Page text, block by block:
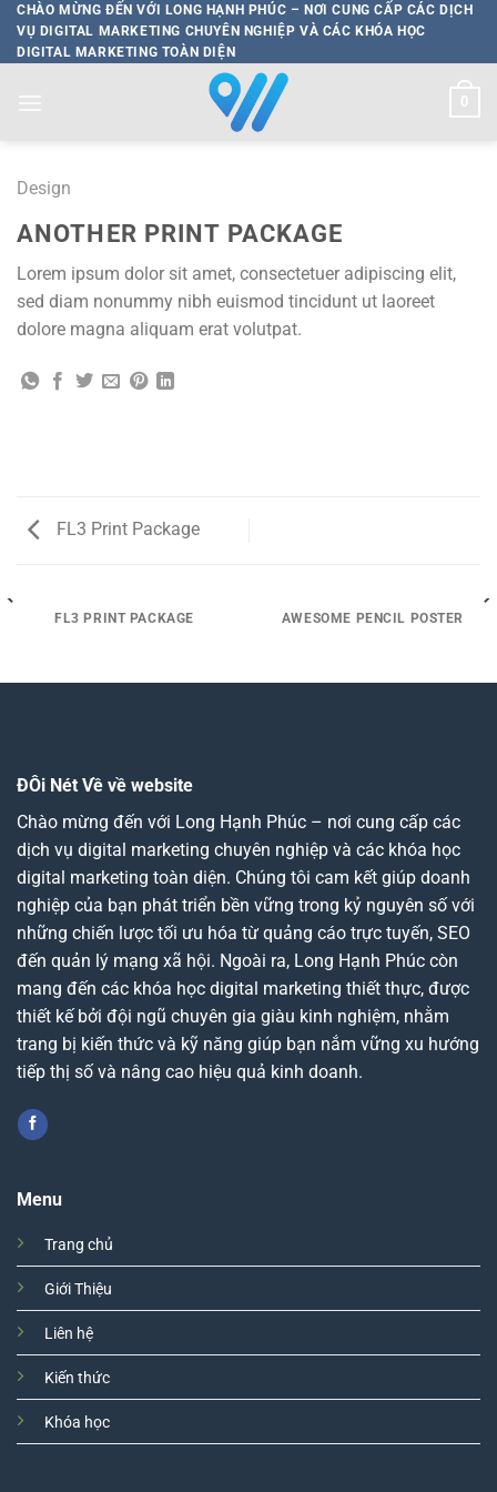
Bỏ
qua
nội
CHÀO MỪNG ĐẾN VỚI LONG HẠNH PHÚC – NƠI CUNG CẤP CÁC DỊCH
VỤ DIGITAL MARKETING CHUYÊN NGHIỆP VÀ CÁC KHÓA HỌC
DIGITAL MARKETING TOÀN DIỆN
0
Design
ANOTHER PRINT PACKAGE
Lorem ipsum dolor sit amet, consectetuer adipiscing elit,
sed diam nonummy nibh euismod tincidunt ut laoreet
dolore magna aliquam erat volutpat.
FL3 Print Package
FL3 PRINT PACKAGE AWESOME PENCIL POSTER
ĐÔi Nét Về về website
Chào mừng đến với Long Hạnh Phúc – nơi cung cấp các
dịch vụ digital marketing chuyên nghiệp và các khóa học
digital marketing toàn diện. Chúng tôi cam kết giúp doanh
nghiệp của bạn phát triển bền vững trong kỷ nguyên số với
những chiến lược tối ưu hóa từ quảng cáo trực tuyến, SEO
đến quản lý mạng xã hội. Ngoài ra, Long Hạnh Phúc còn
mang đến các khóa học digital marketing thiết thực, được
thiết kế bởi đội ngũ chuyên gia giàu kinh nghiệm, nhằm
trang bị kiến thức và kỹ năng giúp bạn nắm vững xu hướng
tiếp thị số và nâng cao hiệu quả kinh doanh.
Menu
Trang chủ
Giới Thiệu
Liên hệ
Kiến thức
Khóa học